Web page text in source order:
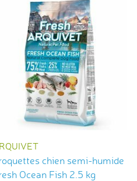
chien semi-humide
Ocean Fish 2.5 kg